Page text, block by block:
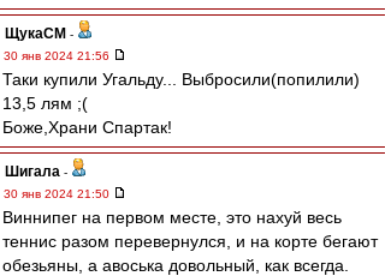
ЩукаСМ -
30 янв 2024 21:56
Таки купили Угальду... Выбросили(попилили)
13,5 лям ;(
Боже,Храни Спартак!
Шигала -
30 янв 2024 21:50
Виннипег на первом месте, это нахуй весь
теннис разом перевернулся, и на корте бегают
обезьяны, а авоська довольный, как всегда.